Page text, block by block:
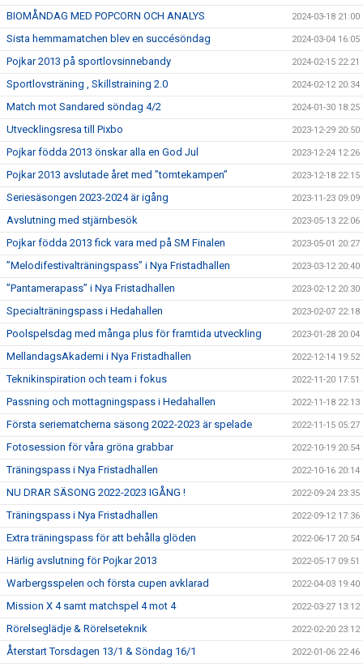
BIOMÅNDAG MED POPCORN OCH ANALYS 2024-03-18 21:00
Sista hemmamatchen blev en succésöndag 2024-03-04 16:05
Pojkar 2013 på sportlovsinnebandy 2024-02-15 22:21
Sportlovsträning , Skillstraining 2.0 2024-02-12 20:34
Match mot Sandared söndag 4/2 2024-01-30 18:25
Utvecklingsresa till Pixbo 2023-12-29 20:50
Pojkar födda 2013 önskar alla en God Jul 2023-12-24 12:26
Pojkar 2013 avslutade året med ”tomtekampen” 2023-12-18 22:15
Seriesäsongen 2023-2024 är igång 2023-11-23 09:09
Avslutning med stjärnbesök 2023-05-13 22:06
Pojkar födda 2013 fick vara med på SM Finalen 2023-05-01 20:27
”Melodifestivalträningspass” i Nya Fristadhallen 2023-03-12 20:40
”Pantamerapass” i Nya Fristadhallen 2023-02-12 20:30
Specialträningspass i Hedahallen 2023-02-07 22:18
Poolspelsdag med många plus för framtida utveckling 2023-01-28 20:04
MellandagsAkademi i Nya Fristadhallen 2022-12-14 19:52
Teknikinspiration och team i fokus 2022-11-20 17:51
Passning och mottagningspass i Hedahallen 2022-11-18 22:13
Första seriematcherna säsong 2022-2023 är spelade 2022-11-15 05:27
Fotosession för våra gröna grabbar 2022-10-19 20:54
Träningspass i Nya Fristadhallen 2022-10-16 20:14
NU DRAR SÄSONG 2022-2023 IGÅNG ! 2022-09-24 23:35
Träningspass i Nya Fristadhallen 2022-09-12 17:36
Extra träningspass för att behålla glöden 2022-06-17 20:54
Härlig avslutning för Pojkar 2013 2022-05-17 09:51
Warbergsspelen och första cupen avklarad 2022-04-03 19:40
Mission X 4 samt matchspel 4 mot 4 2022-03-27 13:12
Rörelseglädje & Rörelseteknik 2022-02-20 23:12
Återstart Torsdagen 13/1 & Söndag 16/1 2022-01-06 22:46